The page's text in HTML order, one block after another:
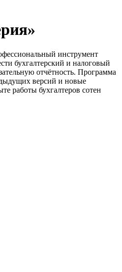
инструмент
бухгалтерский и налоговый
отчётность. Программа
версий и новые
работы бухгалтеров сотен